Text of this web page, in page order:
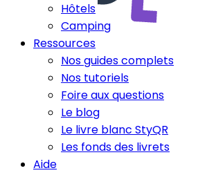
Hôtels
Camping
Ressources
Nos guides complets
Nos tutoriels
Foire aux questions
Le blog
Le livre blanc StyQR
Les fonds des livrets
Aide